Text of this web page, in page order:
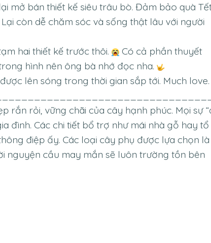
mở bán thiết kế siêu trâu bò. Đảm bảo quà
còn dễ chăm sóc và sống thật lâu với người
hai thiết kế trước thôi.
Có cả phần thuyết
hình nên ông bà nhớ đọc nha.
lên sóng trong thời gian sắp tới. Much love.
rắn rỏi, vững chãi của cây hạnh phúc. Mọi sự
đình. Các chi tiết bổ trợ như mái nhà gỗ hay tổ
điệp ấy. Các loại cây phụ được lựa chọn là
nguyện cầu may mắn sẽ luôn trường tồn bên